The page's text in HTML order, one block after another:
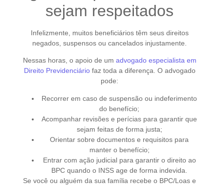
sejam respeitados
Infelizmente, muitos beneficiários têm seus direitos
negados, suspensos ou cancelados injustamente.
Nessas horas, o apoio de um advogado especialista em
Direito Previdenciáriofaz toda a diferença. O advogado
pode:
Recorrer em caso de suspensão ou indeferimento
do benefício;
Acompanhar revisões e perícias para garantir que
sejam feitas de forma justa;
Orientar sobre documentos e requisitos para
manter o benefício;
Entrar com ação judicial para garantir o direito ao
BPC quando o INSS age de forma indevida.
Se você ou alguém da sua família recebe o BPC/Loas e